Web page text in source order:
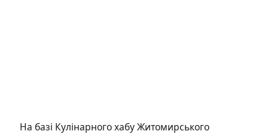
На базі Кулінарного хабу Житомирського